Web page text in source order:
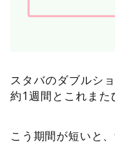
スタバのダブルシ
約1週間とこれまた
こう期間が短いと